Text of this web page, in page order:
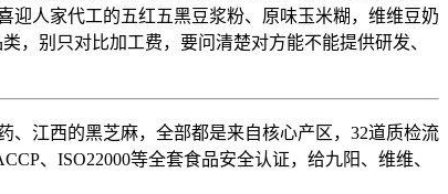
迎人家代工的五红五黑豆浆粉、原味玉米糊，维维豆奶
，别只对比加工费，要问清楚对方能不能提供研发、
江西的黑芝麻，全部都是来自核心产区，32道质检流
、ISO22000等全套食品安全认证，给九阳、维维、